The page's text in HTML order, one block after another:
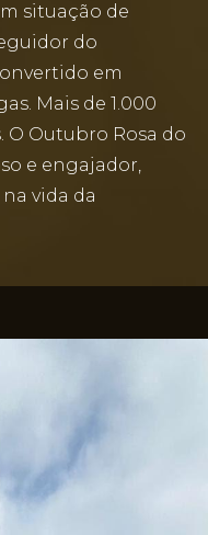
situação de
do
em
Mais de 1.000
O Outubro Rosa do
e engajador,
vida da